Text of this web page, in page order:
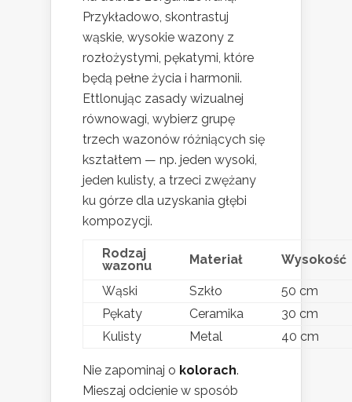
Przykładowo, skontrastuj
wąskie, wysokie wazony z
rozłożystymi, pękatymi, które
będą pełne życia i harmonii.
Ettlonując zasady wizualnej
równowagi, wybierz grupę
trzech wazonów różniących się
kształtem — np. jeden wysoki,
jeden kulisty, a trzeci zwężany
ku górze dla uzyskania głębi
kompozycji.
Rodzaj
wazonu
Materiał Wysokość
Wąski Szkło
50 cm
Pękaty
Ceramika
30 cm
Kulisty
Metal 40 cm
Nie zapominaj o kolorach.
Mieszaj odcienie w sposób